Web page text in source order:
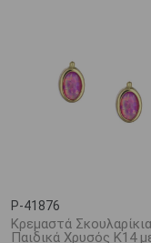
P-41876
Κρεμαστά Σκουλαρίκια
Παιδικά Χρυσός Κ14